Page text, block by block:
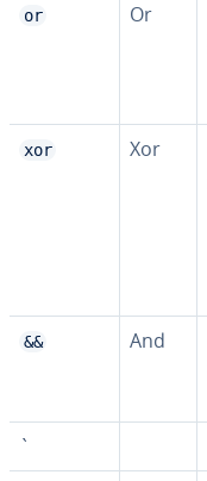
or Or
xor Xor
&& And
`